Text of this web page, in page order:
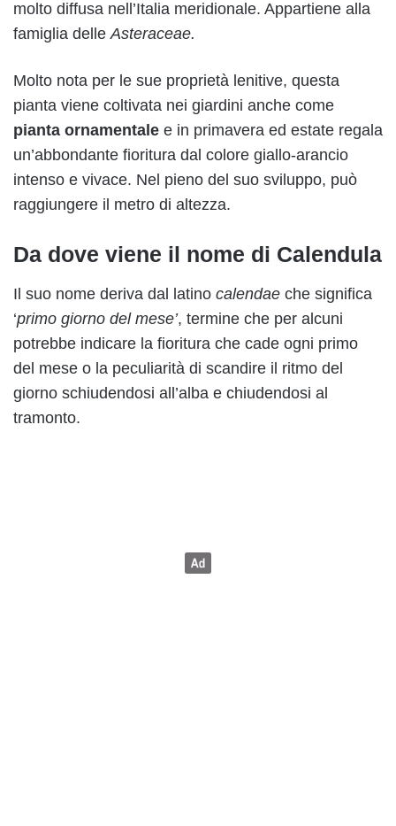
molto diffusa nell’Italia meridionale. Appartiene alla
famiglia delleAsteraceae.
Molto nota per le sue proprietà lenitive, questa
pianta viene coltivata nei giardini anche come
pianta ornamentale e in primavera ed estate regala
un’abbondante fioritura dal colore giallo-arancio
intenso e vivace. Nel pieno del suo sviluppo, può
raggiungere il metro di altezza.
Da dove viene il nome di Calendula
Il suo nome deriva dal latino calendae che significa
‘primo giorno del mese’, termine che per alcuni
potrebbe indicare la fioritura che cade ogni primo
del mese o la peculiarità di scandire il ritmo del
giorno schiudendosi all’alba e chiudendosi al
tramonto.